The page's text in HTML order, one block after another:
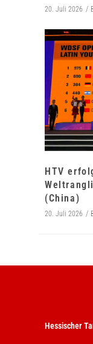
20. Juli 2026
HTV
(China)
20. Juli 2026
Hessischer